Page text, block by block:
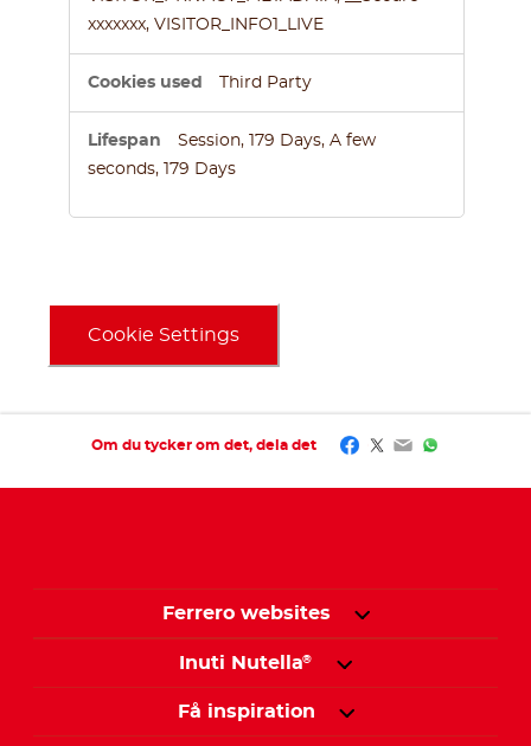
xxxxxxx, VISITOR_INFO1_LIVE
Third Party
Session, 179 Days, A few
seconds, 179 Days
Cookie Settings
Om du tycker om det, dela det Facebook
Twitter
EmailWhatsApp
Ferrero websites
Inuti Nutella®
Få inspiration